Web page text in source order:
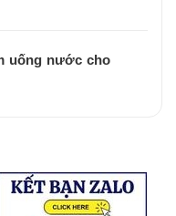
uống nước cho